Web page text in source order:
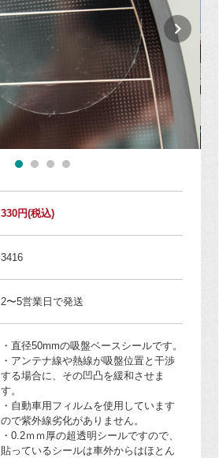
330円(税込)
3416
2〜5営業日で発送
・直径50mmの吸盤ベースシールです。
・アンテナ線や熱線が吸盤位置と干渉
する場合に、その凹凸を緩和させま
す。
・自動車用フィルムを使用しています
ので紫外線劣化がありません。
・0.2ｍｍ厚の超透明シールですので、
貼っているシールは車外からはほとん